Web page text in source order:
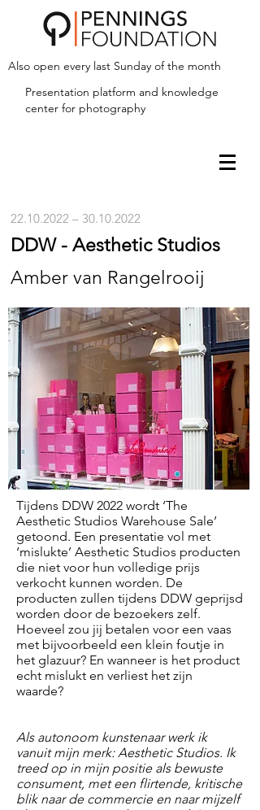
Also open every last Sunday of the month
Presentation platform and knowledge
center for photography
22.10.2022 – 30.10.2022
DDW - Aesthetic Studios
Amber van Rangelrooij
Tijdens DDW 2022 wordt ‘The
Aesthetic Studios Warehouse Sale’
getoond. Een presentatie vol met
‘mislukte’ Aesthetic Studios producten
die niet voor hun volledige prijs
verkocht kunnen worden. De
producten zullen tijdens DDW geprijsd
worden door de bezoekers zelf.
Hoeveel zou jij betalen voor een vaas
met bijvoorbeeld een klein foutje in
het glazuur? En wanneer is het product
echt mislukt en verliest het zijn
waarde?
Als autonoom kunstenaar werk ik
vanuit mijn merk: Aesthetic Studios. Ik
treed op in mijn positie als bewuste
consument, met een flirtende, kritische
blik naar de commercie en naar mijzelf